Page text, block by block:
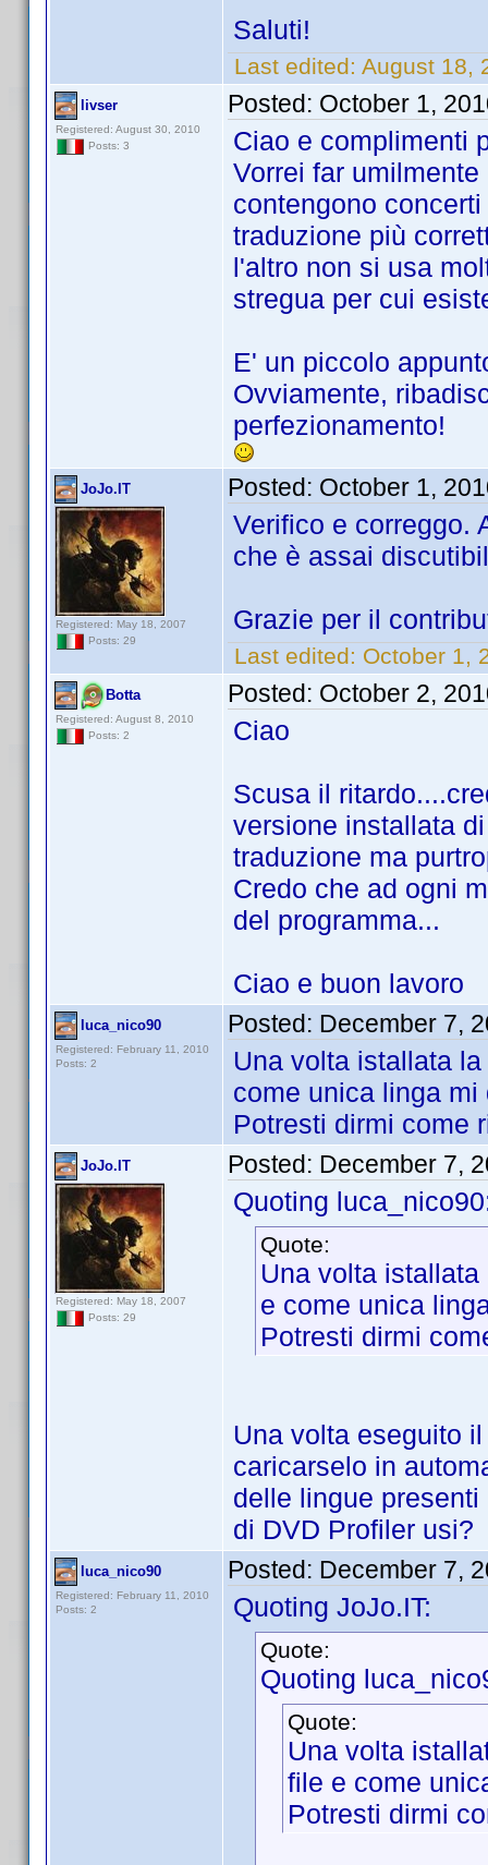
Saluti!
Last edited: August 18,
livser
Registered: August 30, 2010
Posts: 3
Posted: October 1,
Ciao e complimenti
Vorrei far
contengono
traduzione più
l'altro non si usa
stregua per cui
E' un piccolo
Ovviamente,
perfezionamento!
JoJo.IT
Registered: May 18, 2007
Posts: 29
Posted: October 1,
Verifico e correggo.
che è assai
Grazie per il
Last edited: October 1,
Botta
Registered: August 8, 2010
Posts: 2
Posted: October 2,
Ciao
Scusa il
versione installata
traduzione ma
Credo che ad ogni
del programma...
Ciao e buon lavoro
luca_nico90
Registered: February 11, 2010
Posts: 2
Posted: December 7,
Una volta istallata
come unica linga
Potresti dirmi come
JoJo.IT
Registered: May 18, 2007
Posts: 29
Posted: December 7,
Quoting
Quote:
Una volta
e come unica
Potresti dirmi
Una volta eseguito
caricarselo in
delle lingue
di DVD Profiler usi?
luca_nico90
Registered: February 11, 2010
Posts: 2
Posted: December 7,
Quoting JoJo.IT:
Quote:
Quoting
Quote:
Una volta
file e come
Potresti dirmi